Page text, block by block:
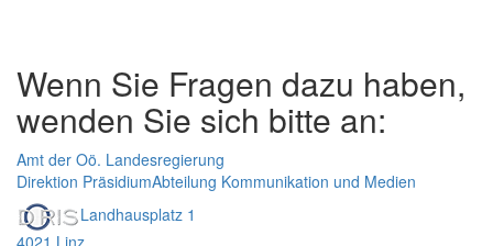
Wenn Sie Fragen dazu haben,
wenden Sie sich bitte an:
Amt der Oö. Landesregierung
Direktion PräsidiumAbteilung Kommunikation und Medien
Landhausplatz 1
4021 Linz